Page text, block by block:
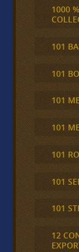
1000
101
101
101
101
101
101
101
12